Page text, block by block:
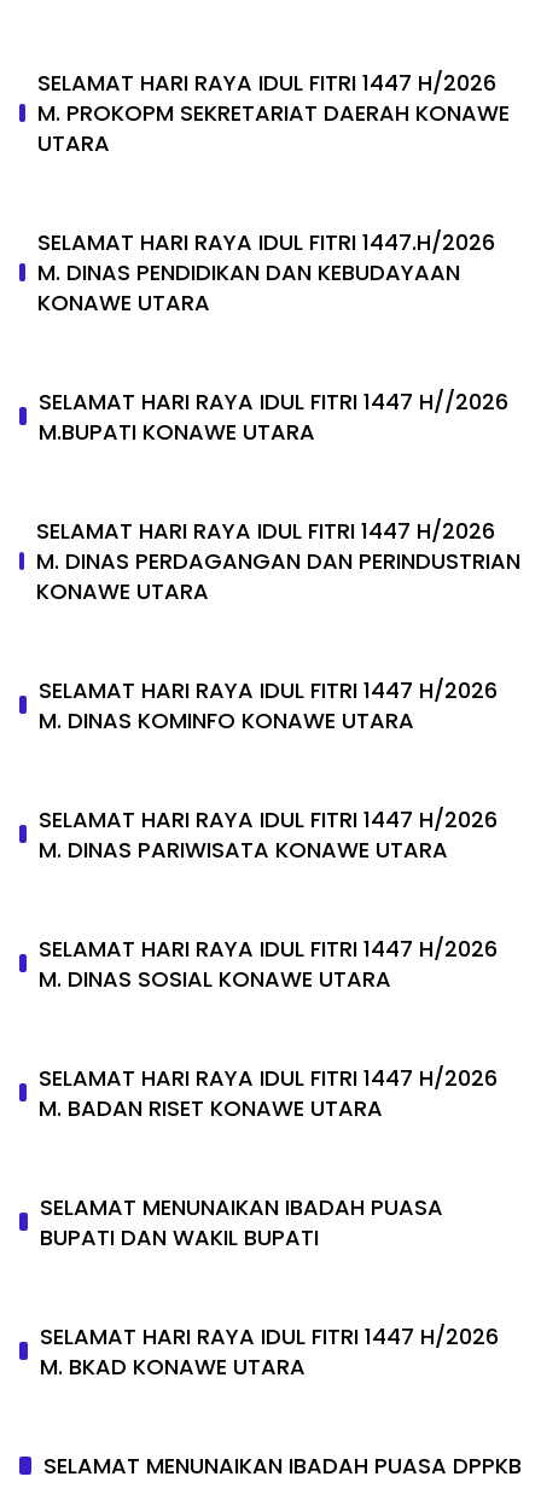
SELAMAT HARI RAYA IDUL FITRI 1447 H/2026
M. PROKOPM SEKRETARIAT DAERAH KONAWE
UTARA
SELAMAT HARI RAYA IDUL FITRI 1447.H/2026
M. DINAS PENDIDIKAN DAN KEBUDAYAAN
KONAWE UTARA
SELAMAT HARI RAYA IDUL FITRI 1447 H//2026
M.BUPATI KONAWE UTARA
SELAMAT HARI RAYA IDUL FITRI 1447 H/2026
M. DINAS PERDAGANGAN DAN PERINDUSTRIAN
KONAWE UTARA
SELAMAT HARI RAYA IDUL FITRI 1447 H/2026
M. DINAS KOMINFO KONAWE UTARA
SELAMAT HARI RAYA IDUL FITRI 1447 H/2026
M. DINAS PARIWISATA KONAWE UTARA
SELAMAT HARI RAYA IDUL FITRI 1447 H/2026
M. DINAS SOSIAL KONAWE UTARA
SELAMAT HARI RAYA IDUL FITRI 1447 H/2026
M. BADAN RISET KONAWE UTARA
SELAMAT MENUNAIKAN IBADAH PUASA
BUPATI DAN WAKIL BUPATI
SELAMAT HARI RAYA IDUL FITRI 1447 H/2026
M. BKAD KONAWE UTARA
SELAMAT MENUNAIKAN IBADAH PUASA DPPKB